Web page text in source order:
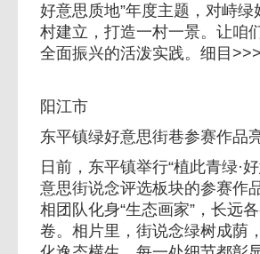
好意思质地”年度主题，对峙
村建立，打造一村一景。让咱
全面振兴的活泼实践。细目>>>
阳江市
东平镇绿好意思街巷参赛作品
日前，东平镇举行“植此青绿·
意思街说念评选板块的参赛作
相团队化身“生态画家”，长远
卷。相片里，街说念绿树成荫